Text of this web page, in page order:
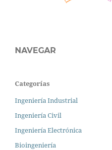
NAVEGAR
Categorías
Ingeniería Industrial
Ingeniería Civil
Ingeniería Electrónica
Bioingeniería